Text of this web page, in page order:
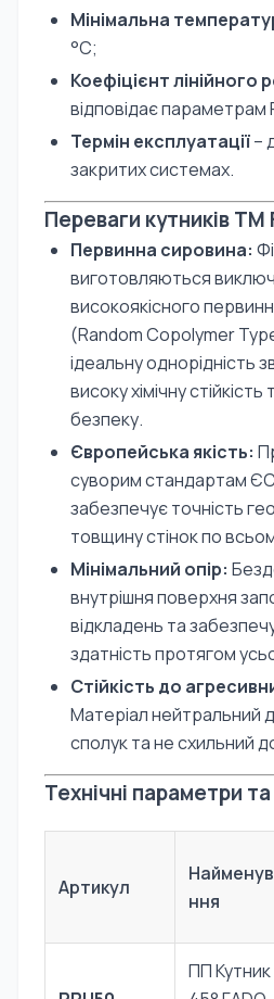
Мінімальна
°С;
Коефіцієнт лінійного
відповідає параметрам
Термін експлуатації–
закритих системах.
Переваги кутників TM
Первинна сировина:
виготовляються
високоякісного
(Random Copolymer
ідеальну однорідність
високу хімічну
безпеку.
Європейська якість:
суворим стандартам
забезпечує точність
товщину стінок по
Мінімальний опір:
внутрішня поверхня
відкладень та
здатність протягом
Стійкість до
Матеріал нейтральний
сполук та не схильний
Технічні параметри
Артикул
ння
ПП Кутник